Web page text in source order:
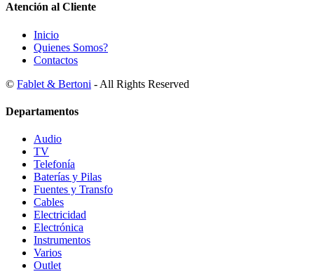
Atención al Cliente
Inicio
Quienes Somos?
Contactos
© Fablet & Bertoni - All Rights Reserved
Departamentos
Audio
TV
Telefonía
Baterías y Pilas
Fuentes y Transfo
Cables
Electricidad
Electrónica
Instrumentos
Varios
Outlet